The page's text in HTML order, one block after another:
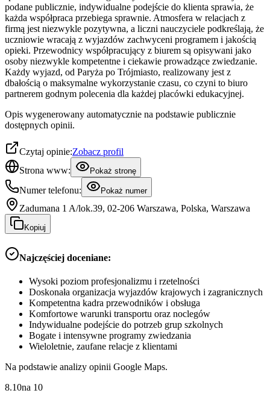
podane publicznie, indywidualne podejście do klienta sprawia, że
każda współpraca przebiega sprawnie. Atmosfera w relacjach z
firmą jest niezwykle pozytywna, a liczni nauczyciele podkreślają, że
uczniowie wracają z wyjazdów zachwyceni programem i jakością
opieki. Przewodnicy współpracujący z biurem są opisywani jako
osoby niezwykle kompetentne i ciekawie prowadzące zwiedzanie.
Każdy wyjazd, od Paryża po Trójmiasto, realizowany jest z
dbałością o maksymalne wykorzystanie czasu, co czyni to biuro
partnerem godnym polecenia dla każdej placówki edukacyjnej.
Opis wygenerowany automatycznie na podstawie publicznie
dostępnych opinii.
Czytaj opinie:Zobacz profil
Strona www:
Pokaż stronę
Numer telefonu: Pokaż numer
Zadumana 1 A/lok.39, 02-206 Warszawa, Polska, Warszawa
Kopiuj
Najczęściej doceniane:
Wysoki poziom profesjonalizmu i rzetelności
Doskonała organizacja wyjazdów krajowych i zagranicznych
Kompetentna kadra przewodników i obsługa
Komfortowe warunki transportu oraz noclegów
Indywidualne podejście do potrzeb grup szkolnych
Bogate i intensywne programy zwiedzania
Wieloletnie, zaufane relacje z klientami
Na podstawie analizy opinii Google Maps.
8.10na 10